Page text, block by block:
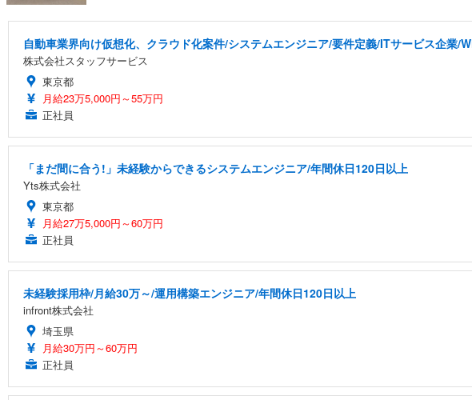
自動車業界向け仮想化、クラウド化案件/システムエンジニア/要件定義/ITサービス企業/
株式会社スタッフサービス
東京都
月給23万5,000円～55万円
正社員
「まだ間に合う!」未経験からできるシステムエンジニア/年間休日120日以上
Yts株式会社
東京都
月給27万5,000円～60万円
正社員
未経験採用枠/月給30万～/運用構築エンジニア/年間休日120日以上
infront株式会社
埼玉県
月給30万円～60万円
正社員